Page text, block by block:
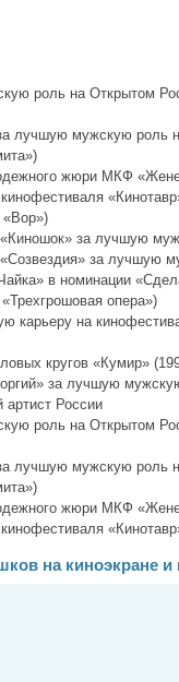
роль на Открытом
лучшую мужскую роль
жюри МКФ
кинофестиваля
за лучшую
за лучшую
в номинации
опера»)
карьеру на
кругов «Кумир»
за лучшую
России
роль на Открытом
лучшую мужскую роль
жюри МКФ
кинофестиваля
на киноэкране и